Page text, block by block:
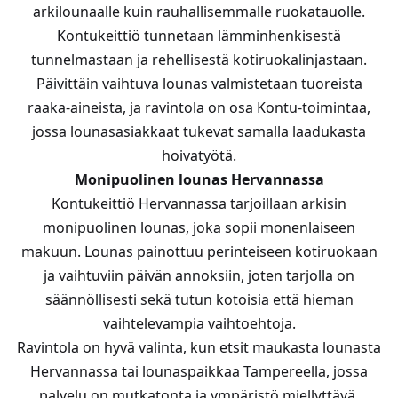
arkilounaalle kuin rauhallisemmalle ruokatauolle.
Kontukeittiö tunnetaan lämminhenkisestä
tunnelmastaan ja rehellisestä kotiruokalinjastaan.
Päivittäin vaihtuva lounas valmistetaan tuoreista
raaka-aineista, ja ravintola on osa Kontu-toimintaa,
jossa lounasasiakkaat tukevat samalla laadukasta
hoivatyötä.
Monipuolinen lounas Hervannassa
Kontukeittiö Hervannassa tarjoillaan arkisin
monipuolinen lounas, joka sopii monenlaiseen
makuun. Lounas painottuu perinteiseen kotiruokaan
ja vaihtuviin päivän annoksiin, joten tarjolla on
säännöllisesti sekä tutun kotoisia että hieman
vaihtelevampia vaihtoehtoja.
Ravintola on hyvä valinta, kun etsit maukasta lounasta
Hervannassa tai lounaspaikkaa Tampereella, jossa